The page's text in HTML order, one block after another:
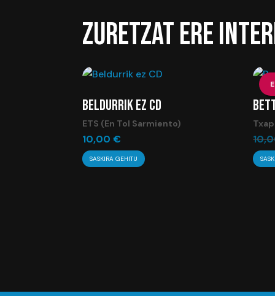
ZURETZAT ERE
BELDURRIK EZ CD
ETS (En Tol Sarmiento)
10,00€
SASKIRA GEHITU